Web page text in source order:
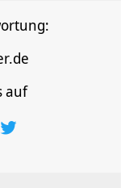
auf